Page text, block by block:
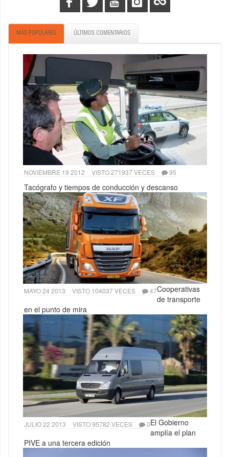
MÁS POPULARES ÚLTIMOS COMENTARIOS
NOVIEMBRE 19 2012 VISTO 271937 VECES 95
Tacógrafo y tiempos de conducción y descanso
MAYO 24 2013 VISTO 104037 VECES 47Cooperativas
de transporte
en el punto de mira
JULIO 22 2013 VISTO 95782 VECES 0El Gobierno
amplía el plan
PIVE a una tercera edición